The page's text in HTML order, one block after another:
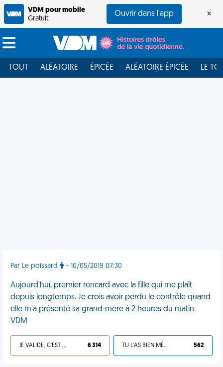
VDM pour mobile
Gratuit
Ouvrir dans l'app ×
TOUT ALÉATOIRE ÉPICÉE ALÉATOIRE ÉPICÉE LE
Par Le poissard - 10/05/2019 07:30
Aujourd'hui, premier rencard avec la fille qui me plaît
depuis longtemps. Je crois avoir perdu le contrôle quand
elle m'a présenté sa grand-mère à 2 heures du matin.
VDM
JE VALIDE, C'EST UNE VDM 6 314 TU L'AS BIEN MÉRITÉ 562